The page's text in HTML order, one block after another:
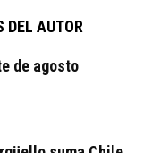
DEL AUTOR
de agosto